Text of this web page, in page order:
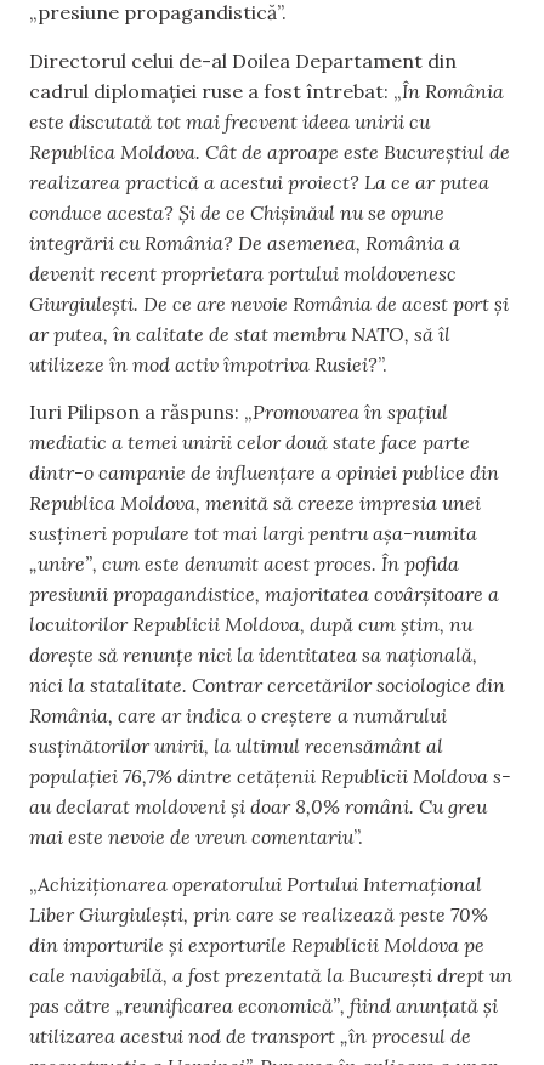
„presiune propagandistică”.
Directorul celui de-al Doilea Departament din
cadrul diplomației ruse a fost întrebat: „În România
este discutată tot mai frecvent ideea unirii cu
Republica Moldova. Cât de aproape este Bucureștiul de
realizarea practică a acestui proiect? La ce ar putea
conduce acesta? Și de ce Chișinăul nu se opune
integrării cu România? De asemenea, România a
devenit recent proprietara portului moldovenesc
Giurgiulești. De ce are nevoie România de acest port și
ar putea, în calitate de stat membru NATO, să îl
utilizeze în mod activ împotriva Rusiei?”.
Iuri Pilipson a răspuns: „Promovarea în spațiul
mediatic a temei unirii celor două state face parte
dintr-o campanie de influențare a opiniei publice din
Republica Moldova, menită să creeze impresia unei
susțineri populare tot mai largi pentru așa-numita
„unire”, cum este denumit acest proces. În pofida
presiunii propagandistice, majoritatea covârșitoare a
locuitorilor Republicii Moldova, după cum știm, nu
dorește să renunțe nici la identitatea sa națională,
nici la statalitate. Contrar cercetărilor sociologice din
România, care ar indica o creștere a numărului
susținătorilor unirii, la ultimul recensământ al
populației 76,7% dintre cetățenii Republicii Moldova s-
au declarat moldoveni și doar 8,0% români. Cu greu
mai este nevoie de vreun comentariu”.
„Achiziționarea operatorului Portului Internațional
Liber Giurgiulești, prin care se realizează peste 70%
din importurile și exporturile Republicii Moldova pe
cale navigabilă, a fost prezentată la București drept un
pas către „reunificarea economică”, fiind anunțată și
utilizarea acestui nod de transport „în procesul de